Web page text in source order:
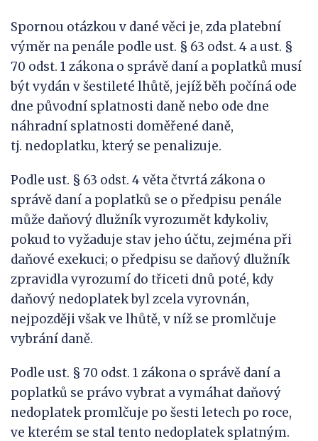
Spornou otázkou v dané věci je, zda platební
výměr na penále podle ust. § 63 odst. 4 a ust. §
70 odst. 1 zákona o správě daní a poplatků musí
být vydán v šestileté lhůtě, jejíž běh počíná ode
dne původní splatnosti daně nebo ode dne
náhradní splatnosti doměřené daně,
tj. nedoplatku, který se penalizuje.
Podle ust. § 63 odst. 4 věta čtvrtá zákona o
správě daní a poplatků se o předpisu penále
může daňový dlužník vyrozumět kdykoliv,
pokud to vyžaduje stav jeho účtu, zejména při
daňové exekuci; o předpisu se daňový dlužník
zpravidla vyrozumí do třiceti dnů poté, kdy
daňový nedoplatek byl zcela vyrovnán,
nejpozději však ve lhůtě, v níž se promlčuje
vybrání daně.
Podle ust. § 70 odst. 1 zákona o správě daní a
poplatků se právo vybrat a vymáhat daňový
nedoplatek promlčuje po šesti letech po roce,
ve kterém se stal tento nedoplatek splatným.